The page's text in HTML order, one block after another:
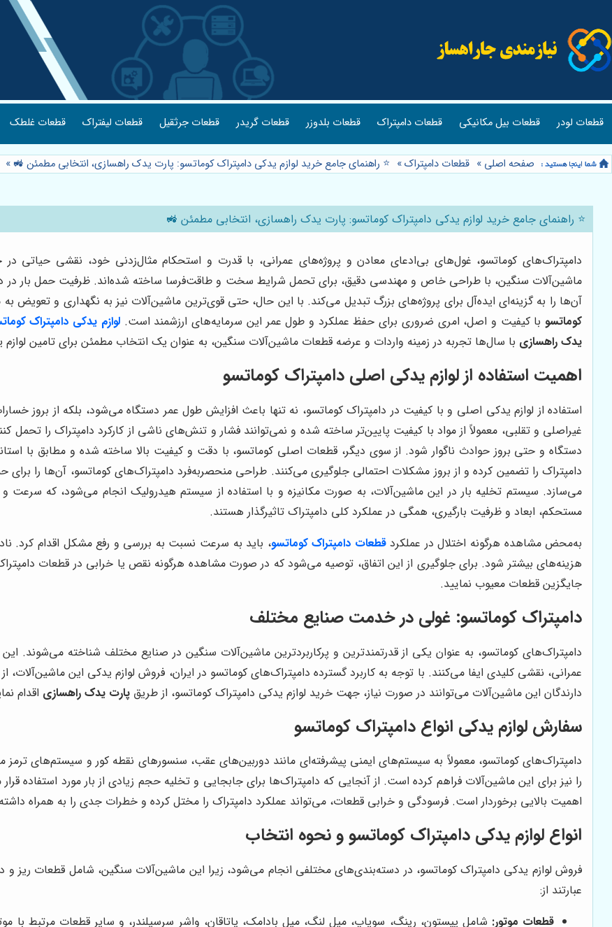
قطعات لودر قطعات بیل مکانیکی قطعات دامپتراک قطعات بلدوزر قطعات گریدر قطعات جرثقیل قطعات لیفتراک قطعات غلطک
صفحه اصلی » قطعات دامپتراک» ⭐️ راهنمای جامع خرید لوازم یدکی دامپتراک کوماتسو: پارت یدک راهسازی، انتخابی مطمئن 🚜 »
⭐️ راهنمای جامع خرید لوازم یدکی دامپتراک کوماتسو: پارت یدک راهسازی، انتخابی مطمئن 🚜
دامپتراک‌های کوماتسو، غول‌های بی‌ادعای معادن و پروژه‌های عمرانی، با قدرت و استحکام مثال‌زدنی خود، نقشی حیاتی
آن‌ها را به گزینه‌ای ایده‌آل برای پروژه‌های بزرگ تبدیل می‌کند. با این حال، حتی قوی‌ترین ماشین‌آلات نیز به نگهداری و تعویض به
کوماتسوبا کیفیت و اصل، امری ضروری برای حفظ عملکرد و طول عمر این سرمایه‌های ارزشمند است.لوازم یدکی دامپتراک
یدک راهسازی با سال‌ها تجربه در زمینه واردات و عرضه قطعات ماشین‌آلات سنگین، به عنوان یک انتخاب مطمئن برای تامین
اهمیت استفاده از لوازم یدکی اصلی دامپتراک کوماتسو
استفاده از لوازم یدکی اصلی و با کیفیت در دامپتراک کوماتسو، نه تنها باعث افزایش طول عمر دستگاه می‌شود، بلکه از بروز
غیراصلی و تقلبی، معمولاً از مواد با کیفیت پایین‌تر ساخته شده و نمی‌توانند فشار و تنش‌های ناشی از کارکرد دامپتراک را
دستگاه و حتی بروز حوادث ناگوار شود. از سوی دیگر، قطعات اصلی کوماتسو، با دقت و کیفیت بالا ساخته شده و مطابق با
دامپتراک را تضمین کرده و از بروز مشکلات احتمالی جلوگیری می‌کنند. طراحی منحصربه‌فرد دامپتراک‌های کوماتسو، آن‌ها را
می‌سازد. سیستم تخلیه بار در این ماشین‌آلات، به صورت مکانیزه و با استفاده از سیستم هیدرولیک انجام می‌شود، که سرعت و
مستحکم، ابعاد و ظرفیت بارگیری، همگی در عملکرد کلی دامپتراک تاثیرگذار هستند.
به‌محض مشاهده هرگونه اختلال در عملکردقطعات دامپتراک کوماتسو، باید به سرعت نسبت به بررسی و رفع مشکل اقدام کرد.
هزینه‌های بیشتر شود. برای جلوگیری از این اتفاق، توصیه می‌شود که در صورت مشاهده هرگونه نقص یا خرابی در قطعات
جایگزین قطعات معیوب نمایید.
دامپتراک کوماتسو: غولی در خدمت صنایع مختلف
دامپتراک‌های کوماتسو، به عنوان یکی از قدرتمندترین و پرکاربردترین ماشین‌آلات سنگین در صنایع مختلف شناخته می‌شوند.
عمرانی، نقشی کلیدی ایفا می‌کنند. با توجه به کاربرد گسترده دامپتراک‌های کوماتسو در ایران، فروش لوازم یدکی این
دارندگان این ماشین‌آلات می‌توانند در صورت نیاز، جهت خرید لوازم یدکی دامپتراک کوماتسو، از طریق پارت یدک راهسازی اقدام
سفارش لوازم یدکی انواع دامپتراک کوماتسو
دامپتراک‌های کوماتسو، معمولاً به سیستم‌های ایمنی پیشرفته‌ای مانند دوربین‌های عقب، سنسورهای نقطه کور و سیستم‌های
را نیز برای این ماشین‌آلات فراهم کرده است. از آنجایی که دامپتراک‌ها برای جابجایی و تخلیه حجم زیادی از بار مورد استفاده
اهمیت بالایی برخوردار است. فرسودگی و خرابی قطعات، می‌تواند عملکرد دامپتراک را مختل کرده و خطرات جدی را به همراه
انواع لوازم یدکی دامپتراک کوماتسو و نحوه انتخاب
فروش لوازم یدکی دامپتراک کوماتسو، در دسته‌بندی‌های مختلفی انجام می‌شود، زیرا این ماشین‌آلات سنگین، شامل قطعات ریز
عبارتند از:
قطعات موتور: شامل پیستون، رینگ، سوپاپ، میل لنگ، میل بادامک، یاتاقان، واشر سرسیلندر، و سایر قطعات مرتبط با